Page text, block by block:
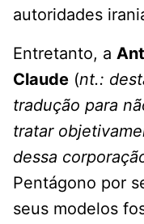
autoridades
Entretanto, a
Claude (nt.:
tradução para
tratar
dessa
Pentágono por
seus modelos